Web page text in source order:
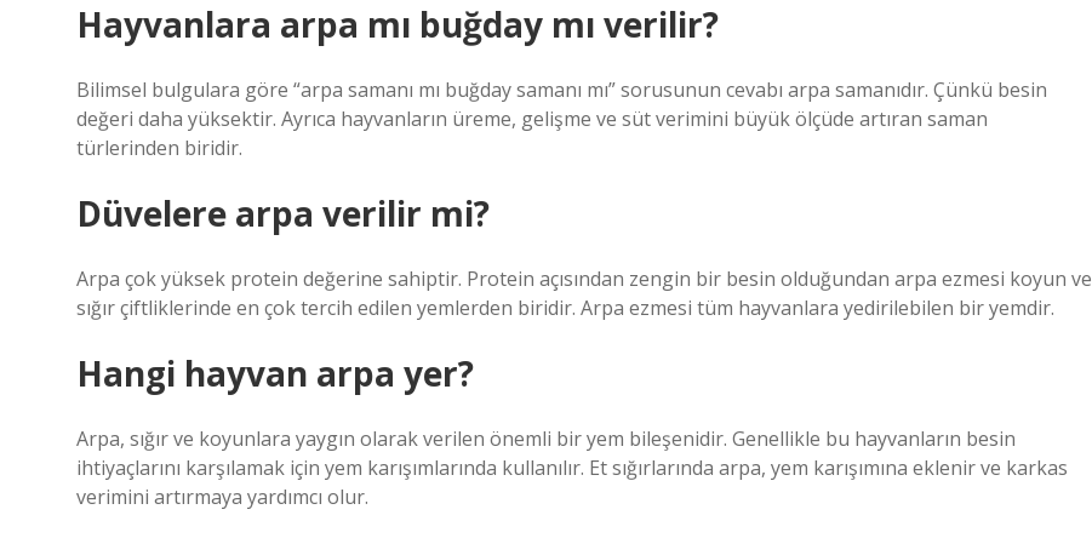
Hayvanlara arpa mı buğday mı verilir?
Bilimsel bulgulara göre “arpa samanı mı buğday samanı mı” sorusunun cevabı arpa samanıdır. Çünkü besin
değeri daha yüksektir. Ayrıca hayvanların üreme, gelişme ve süt verimini büyük ölçüde artıran saman
türlerinden biridir.
Düvelere arpa verilir mi?
Arpa çok yüksek protein değerine sahiptir. Protein açısından zengin bir besin olduğundan arpa ezmesi koyun ve
sığır çiftliklerinde en çok tercih edilen yemlerden biridir. Arpa ezmesi tüm hayvanlara yedirilebilen bir yemdir.
Hangi hayvan arpa yer?
Arpa, sığır ve koyunlara yaygın olarak verilen önemli bir yem bileşenidir. Genellikle bu hayvanların besin
ihtiyaçlarını karşılamak için yem karışımlarında kullanılır. Et sığırlarında arpa, yem karışımına eklenir ve karkas
verimini artırmaya yardımcı olur.